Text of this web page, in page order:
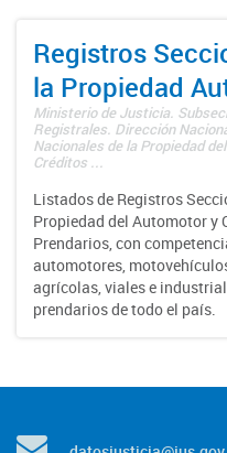
Registros
la Propiedad
Ministerio de Justicia.
Registrales. Dirección
Nacionales de la Propiedad
Créditos ...
Listados de Registros
Propiedad del Automotor y
Prendarios, con
automotores,
agrícolas, viales e
prendarios de todo el país.